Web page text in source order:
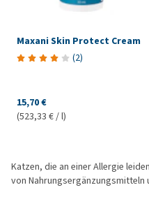
Maxani Skin Protect Cream
(2)
15,70 €
(523,33 € / l)
Katzen, die an einer Allergie
von Nahrungsergänzungsmitteln